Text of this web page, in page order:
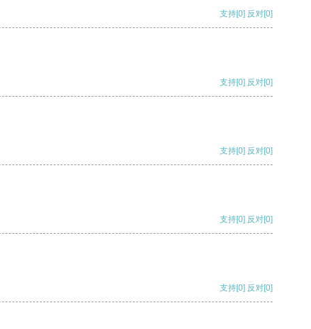
支持[0] 反对[0]
支持[0] 反对[0]
支持[0] 反对[0]
支持[0] 反对[0]
支持[0] 反对[0]